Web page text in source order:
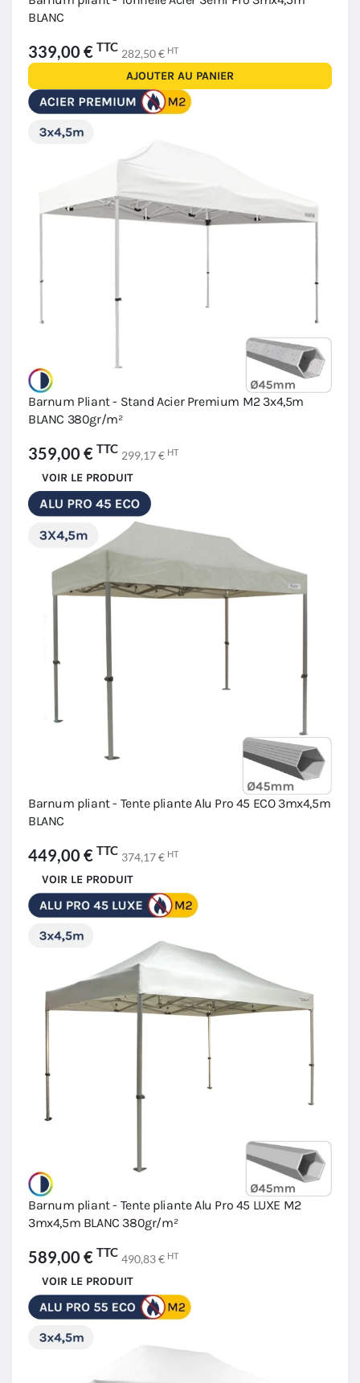
BLANC
339,00 € TTC 282,50 € HT
AJOUTER AU PANIER
Barnum Pliant - Stand Acier Premium M2 3x4,5m
BLANC 380gr/m²
359,00 € TTC 299,17 € HT
VOIR LE PRODUIT
Barnum pliant - Tente pliante Alu Pro 45 ECO 3mx4,5m
BLANC
449,00 € TTC 374,17 € HT
VOIR LE PRODUIT
Barnum pliant - Tente pliante Alu Pro 45 LUXE M2
3mx4,5m BLANC 380gr/m²
589,00 € TTC 490,83 € HT
VOIR LE PRODUIT